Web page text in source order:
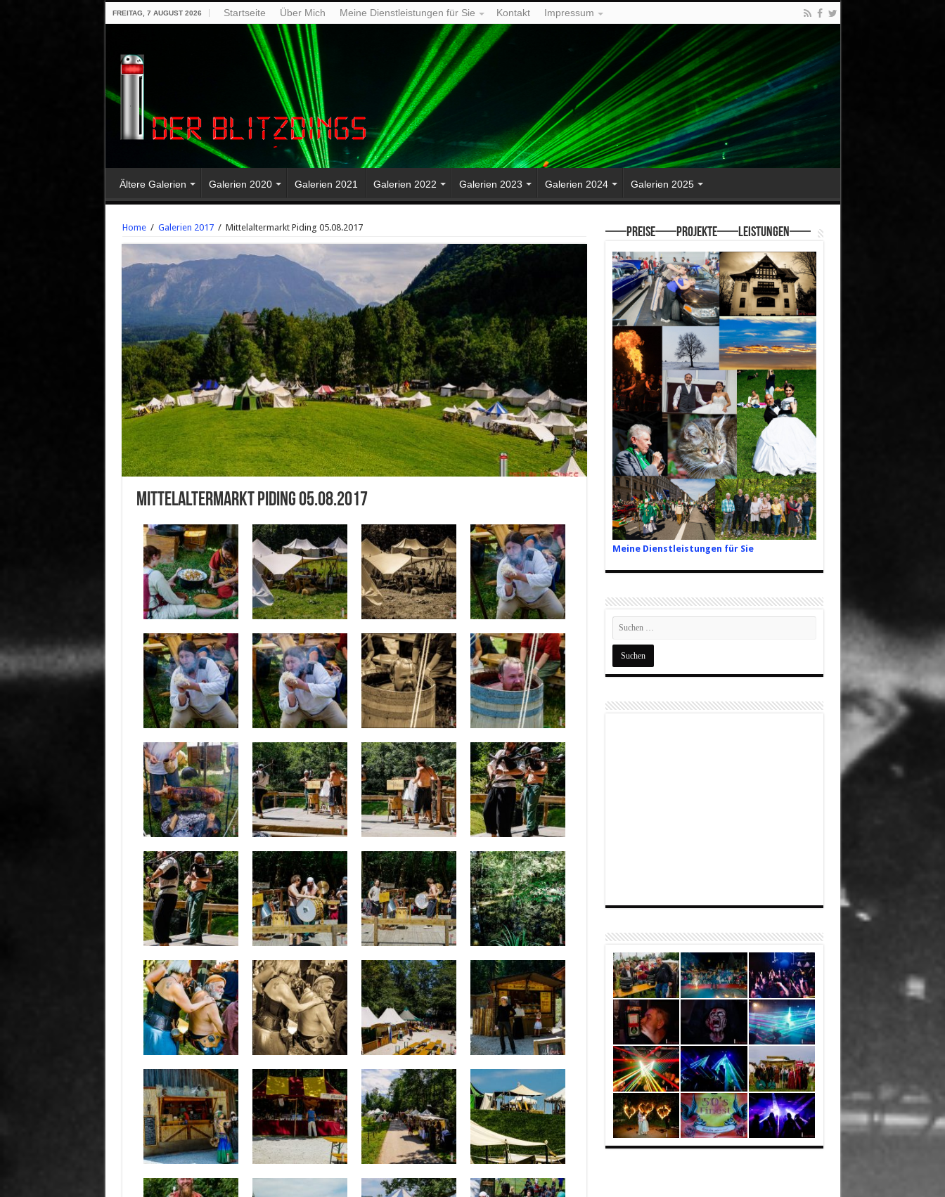
FREITAG, 7 AUGUST 2026 Startseite Über Mich Meine Dienstleistungen für Sie Kontakt Impressum
Ältere Galerien Galerien 2020 Galerien 2021 Galerien 2022 Galerien 2023 Galerien 2024 Galerien 2025
Home / Galerien 2017 / Mittelaltermarkt Piding 05.08.2017
Mittelaltermarkt Piding 05.08.2017
—–Preise—–Projekte—–Leistungen—–
Meine Dienstleistungen für Sie